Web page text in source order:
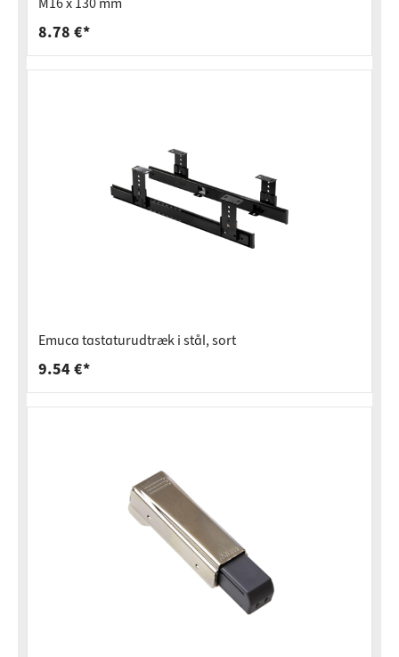
8.78 €*
Emuca tastaturudtræk i stål, sort
9.54 €*